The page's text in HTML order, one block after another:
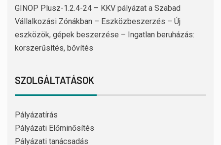
GINOP Plusz-1.2.4-24 – KKV pályázat a Szabad
Vállalkozási Zónákban – Eszközbeszerzés – Új
eszközök, gépek beszerzése – Ingatlan beruházás:
korszerűsítés, bővítés
SZOLGÁLTATÁSOK
Pályázatírás
Pályázati Előminősítés
Pályázati tanácsadás